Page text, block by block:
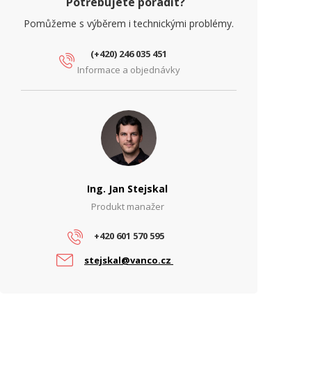
Pomůžeme s výběrem i technickými problémy.
(+420) 246 035 451
Informace a objednávky
Ing. Jan Stejskal
Produkt manažer
+420 601 570 595
stejskal@vanco.cz